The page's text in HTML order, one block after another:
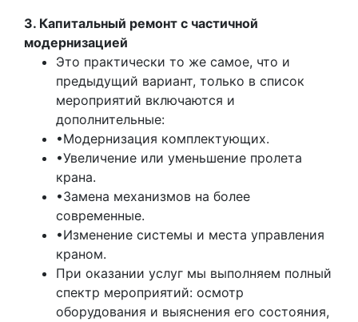
3. Капитальный ремонт с частичной
модернизацией
Это практически то же самое, что и
предыдущий вариант, только в список
мероприятий включаются и
дополнительные:
•Модернизация комплектующих.
•Увеличение или уменьшение пролета
крана.
•Замена механизмов на более
современные.
•Изменение системы и места управления
краном.
При оказании услуг мы выполняем полный
спектр мероприятий: осмотр
оборудования и выяснения его состояния,